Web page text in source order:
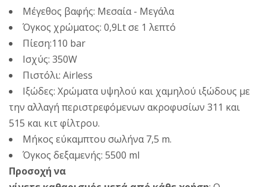
Μέγεθος βαφής: Μεσαία - Μεγάλα
Όγκος χρώματος: 0,9Lt σε 1 λεπτό
Πίεση:110 bar
Ισχύς: 350W
Πιστόλι: Airless
Ιξώδες: Χρώματα υψηλού και χαμηλού ιξώδους με
την αλλαγή περιστρεφόμενων ακροφυσίων 311 και
515 και κιτ φίλτρου.
Μήκος εύκαμπτου σωλήνα 7,5 m.
Όγκος δεξαμενής: 5500 ml
Προσοχή να